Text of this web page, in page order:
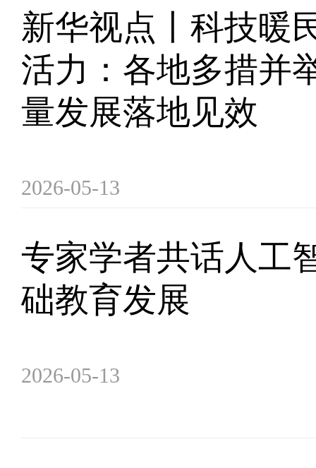
新华视点丨科技暖
活力：各地多措并
量发展落地见效
2026-05-13
专家学者共话人工
础教育发展
2026-05-13